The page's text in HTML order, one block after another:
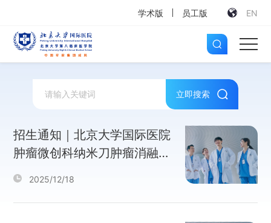
学术版 员工版 EN
立即搜索
招生通知｜北京大学国际医院
肿瘤微创科纳米刀肿瘤消融治
疗技术临床实操进修班招生通
2025/12/18